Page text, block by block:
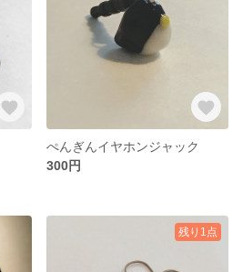
ぺんぎんイヤホンジャック
300円
残り1点